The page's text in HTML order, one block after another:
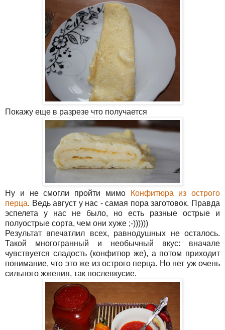
Покажу еще в разрезе что получается
Ну и не смогли пройти мимо
Конфитюра из острого
перца. Ведь август у нас - самая пора заготовок. Правда
эспелета у нас не было, но есть разные острые и
полуострые сорта, чем они хуже ;-))))))
Результат впечатлил всех, равнодушных не осталось.
Такой многогранный и необычный вкус: вначале
чувствуется сладость (конфитюр же), а потом приходит
понимание, что это же из острого перца. Но нет уж очень
сильного жжения, так послевкусие.